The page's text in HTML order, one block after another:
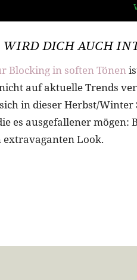
WIRD DICH AUCH
Blocking in soften Tönen
auf aktuelle Trends
in dieser Herbst/Winter
es ausgefallener mögen:
extravaganten Look.